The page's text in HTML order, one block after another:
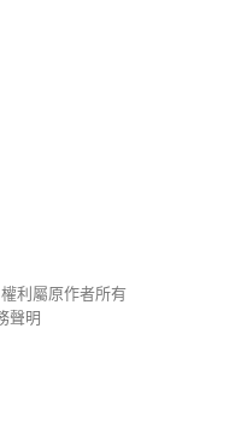
利屬原作者所有
聲明